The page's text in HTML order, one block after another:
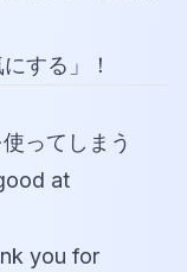
する」！
ってしまう
at
you for